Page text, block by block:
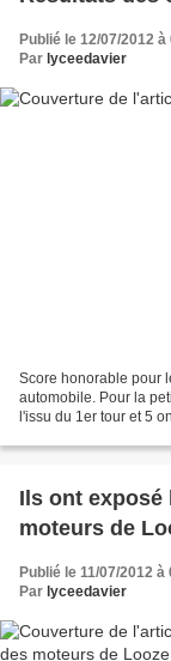
Publié le 12/07/2012 à
Par lyceedavier
Score honorable pour
automobile. Pour la
l'issu du 1er tour et 5
Ils ont exposé
moteurs de
Publié le 11/07/2012 à
Par lyceedavier